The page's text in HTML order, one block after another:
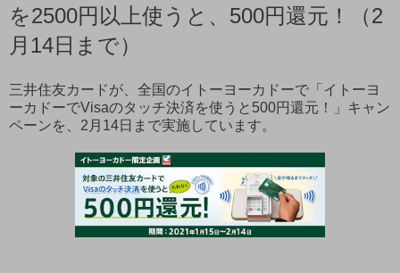
を2500円以上使うと、500円還元！（2
月14日まで）
三井住友カードが、全国のイトーヨーカドーで「イトーヨ
ーカドーでVisaのタッチ決済を使うと500円還元！」キャン
ペーンを、2月14日まで実施しています。